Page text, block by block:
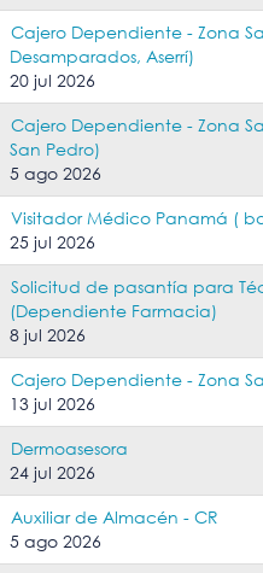
Cajero Dependiente - Zona
Desamparados, Aserrí)
20 jul 2026
Cajero Dependiente - Zona
San Pedro)
5 ago 2026
Visitador Médico Panamá (
25 jul 2026
Solicitud de pasantía para
(Dependiente Farmacia)
8 jul 2026
Cajero Dependiente - Zona
13 jul 2026
Dermoasesora
24 jul 2026
Auxiliar de Almacén - CR
5 ago 2026